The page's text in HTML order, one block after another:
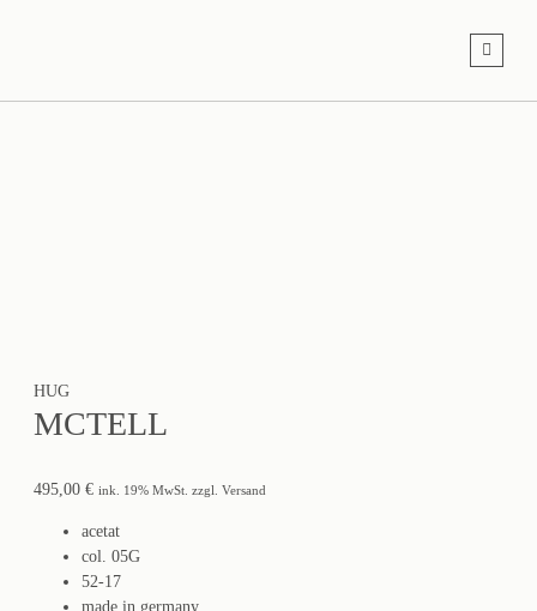
HUG
MCTELL
495,00 € ink. 19% MwSt. zzgl. Versand
acetat
col. 05G
52-17
made in germany